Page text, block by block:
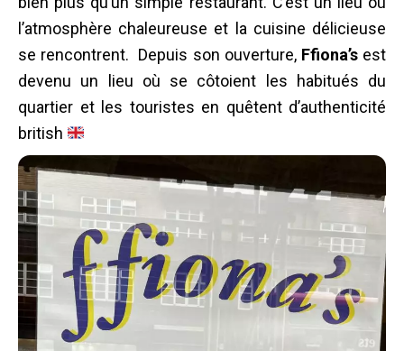
l’atmosphère chaleureuse et la cuisine délicieuse
se rencontrent. Depuis son ouverture,Ffiona’sest
devenu un lieu où se côtoient les habitués du
quartier et les touristes en quêtent d’authenticité
british